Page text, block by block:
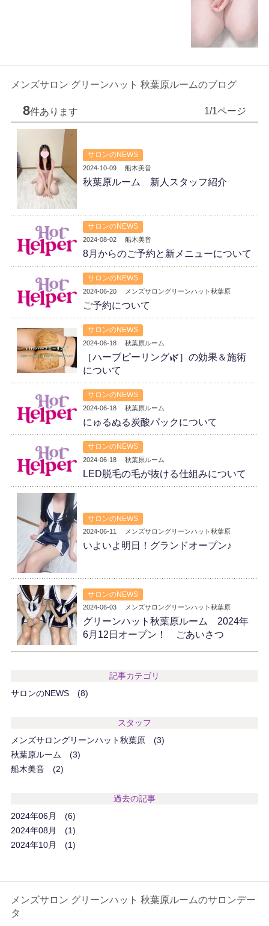
メンズサロン グリーンハット 秋葉原ルームのブログ
8件あります 1/1ページ
サロンのNEWS
2024-10-09 船木美音
秋葉原ルーム 新人スタッフ紹介
サロンのNEWS
2024-08-02 船木美音
8月からのご予約と新メニューについて
サロンのNEWS
2024-06-20 メンズサロングリーンハット秋葉原
ご予約について
サロンのNEWS
2024-06-18 秋葉原ルーム
［ハーブピーリング🌿］の効果＆施術
について
サロンのNEWS
2024-06-18 秋葉原ルーム
にゅるぬる炭酸パックについて
サロンのNEWS
2024-06-18 秋葉原ルーム
LED脱毛の毛が抜ける仕組みについて
サロンのNEWS
2024-06-11 メンズサロングリーンハット秋葉原
いよいよ明日！グランドオープン♪
サロンのNEWS
2024-06-03 メンズサロングリーンハット秋葉原
グリーンハット秋葉原ルーム 2024年
6月12日オープン！ ごあいさつ
記事カテゴリ
サロンのNEWS
8
スタッフ
メンズサロングリーンハット秋葉原
3
秋葉原ルーム
3
船木美音
2
過去の記事
2024年06月
6
2024年08月
1
2024年10月
1
メンズサロン グリーンハット 秋葉原ルームのサロンデー
タ